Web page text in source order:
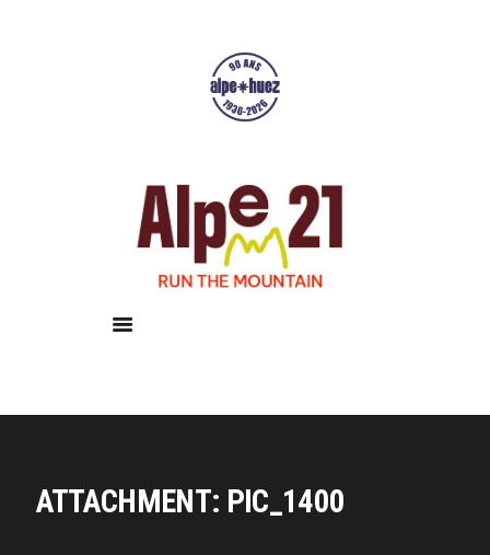
ATTACHMENT: PIC_1400
Résultats
Galerie
Infos pratiques